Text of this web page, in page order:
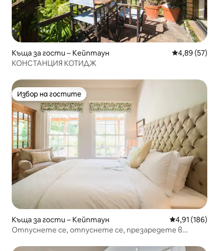
Къща за гости – Кейптаун Средна
4,89 (57)
КОНСТАНЦИЯ КОТИДЖ
Избор на гостите
Избор на гостите
Къща за гости – Кейптаун Средна
4,91 (186)
Отпуснете се, отпуснете се, презаредете в
Бишопс Корт, Кейптаун